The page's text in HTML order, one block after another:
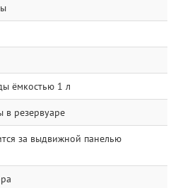
ёмкостью 1 л
в резервуаре
за выдвижной панелью